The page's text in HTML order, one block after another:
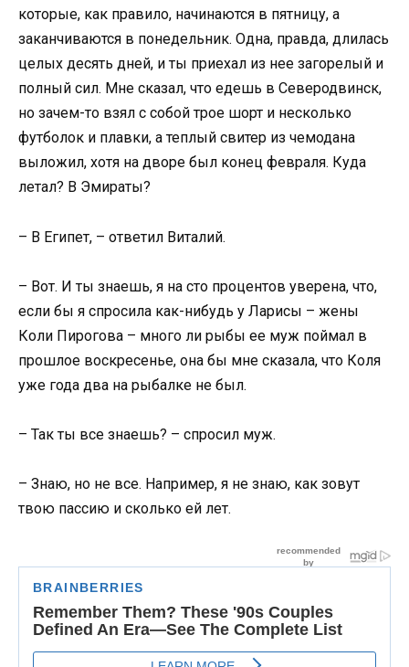
которые, как правило, начинаются в пятницу, а
заканчиваются в понедельник. Одна, правда, длилась
целых десять дней, и ты приехал из нее загорелый и
полный сил. Мне сказал, что едешь в Северодвинск,
но зачем-то взял с собой трое шорт и несколько
футболок и плавки, а теплый свитер из чемодана
выложил, хотя на дворе был конец февраля. Куда
летал? В Эмираты?
– В Египет, – ответил Виталий.
– Вот. И ты знаешь, я на сто процентов уверена, что,
если бы я спросила как-нибудь у Ларисы – жены
Коли Пирогова – много ли рыбы ее муж поймал в
прошлое воскресенье, она бы мне сказала, что Коля
уже года два на рыбалке не был.
– Так ты все знаешь? – спросил муж.
– Знаю, но не все. Например, я не знаю, как зовут
твою пассию и сколько ей лет.